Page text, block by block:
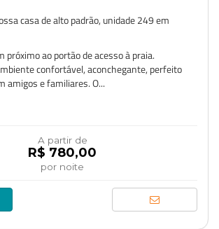
casa de alto padrão, unidade 249 em
próximo ao portão de acesso à praia.
confortável, aconchegante, perfeito
amigos e familiares. O...
A partir de
R$ 780,00
por noite